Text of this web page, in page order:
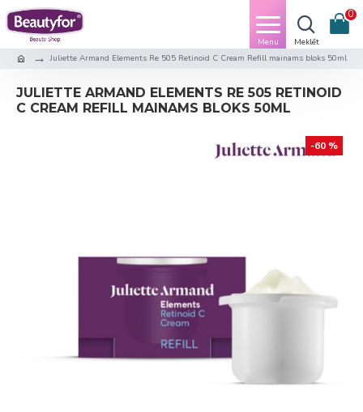
0
Juliette Armand Elements Re 505 Retinoid C Cream Refill mainams bloks 50ml
JULIETTE ARMAND ELEMENTS RE 505 RETINOID
C CREAM REFILL MAINAMS BLOKS 50ML
-60 %